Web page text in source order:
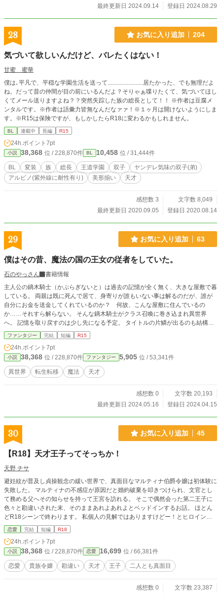
オレンジ色の髪のおさげの少女エイミーと出会う。彼女は自
能力を使い、エイミーや仲間と共にこの山奥の農村ピースフ
あの声が聞こえる。 「いらっしゃいませ！なんでも屋へよう
最終更新日 2024.09.14
登録日 2024.08.29
28 お気に入り追加 204
気づいて欲しいんだけど、バレたくはない！
甘蜜 蜜華
僕は､平凡で、平穏な学園生活を送って........................居たかった、でも無理だよ
ね。だって昔の仲間が目の前にいるんだよ？そりゃぁ喋りたくて、気づいてほし
くてメール送りますよね？？突然失踪した族の総長として！！ ※作者は豆腐メ
ンタルです。※作者は語彙力皆無なんだなァァ！※１ヶ月は開けないようにしま
す。※R15は保険ですが、もしかしたらR18に変わるかもしれません。
BL 連載中 長編 R15
24h.ポイント 7pt
小説 38,368 位 / 228,870件 BL 10,458 位 / 31,444件
BL 変装 族 総長 王道学園 双子
ヤンデレ気味の双子(弟)
アルビノ(紫外線に耐性有り)
美形揃い 天才
感想数 3
文字数 8,049
最終更新日 2020.09.05
登録日 2020.08.14
29 お気に入り追加 63
僕はその昔、魔法の国の王女の従者をしていた。
石のやっさん
書籍情報
主人公の鏑木騎士（かぶらぎないと）は過去の記憶が全く無く、大きな屋敷で暮
している。 両親は既に死んで居て、身寄りが誰もいない事は解るのだが、誰が
自分にお金を送金してくれているのか？ 何故、こんな屋敷に住んでいるの
か……それすら解らない。 そんな鏑木騎士がクラス召喚に巻き込まれ異世界
へ。 記憶を取り戻すのは少し先になる予定。 タイトルの片鱗が出るのも結構先
になります。 亀更新
ファンタジー 完結 短編 R15
24h.ポイント 7pt
小説 38,368 位 / 228,870件 ファンタジー 5,905 位 / 53,341件
異世界 転生転移 魔法 天才
感想数 0
文字数 20,193
最終更新日 2024.05.16
登録日 2024.04.15
30 お気に入り追加 45
【R18】天才王子ってそっちか！
天野 チサ
避妊紋が普及し貞操観念の緩い世界で、真面目なマルティナ伯爵令嬢は初体験に
失敗した。 マルティナの不感症が原因だと婚約破棄を叩きつけられ、文官とし
て務める父へその知らせを持って王宮を訪れる。 そこで偶然会った第二王子に
色々と勘違いされた末、そのままあれよあれよとベッドインするお話。 ほとん
どR18シーンで終わります。 私個人の見解ではありますけどー！とヒロインが
頑張る。 ※設定はかなりふわっとしてます。
恋愛 完結 短編 R18
24h.ポイント 7pt
小説 38,368 位 / 228,870件 恋愛 16,699 位 / 66,381件
恋愛 貴族令嬢 勘違い 天才 王子 二人とも真面目
感想数 0 文字数 23,387